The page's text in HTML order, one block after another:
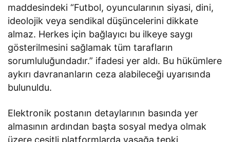
maddesindeki “Futbol, oyuncularının siyasi, dini,
ideolojik veya sendikal düşüncelerini dikkate
almaz. Herkes için bağlayıcı bu ilkeye saygı
gösterilmesini sağlamak tüm tarafların
sorumluluğundadır.” ifadesi yer aldı. Bu hükümlere
aykırı davrananların ceza alabileceği uyarısında
bulunuldu.
Elektronik postanın detaylarının basında yer
almasının ardından başta sosyal medya olmak
üzere çeşitli platformlarda yasağa tepki